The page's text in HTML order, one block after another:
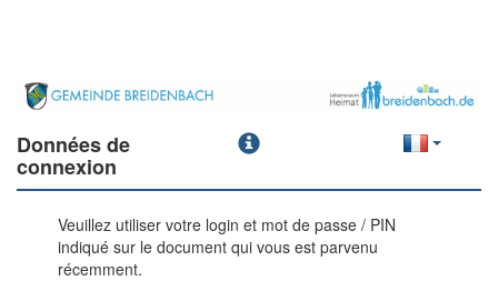
Données de
connexion
Veuillez utiliser votre login et mot de passe / PIN
indiqué sur le document qui vous est parvenu
récemment.